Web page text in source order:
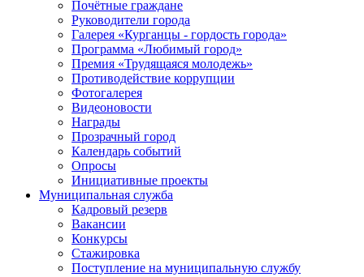
Почётные граждане
Руководители города
Галерея «Курганцы - гордость города»
Программа «Любимый город»
Премия «Трудящаяся молодежь»
Противодействие коррупции
Фотогалерея
Видеоновости
Награды
Прозрачный город
Календарь событий
Опросы
Инициативные проекты
Муниципальная служба
Кадровый резерв
Вакансии
Конкурсы
Стажировка
Поступление на муниципальную службу